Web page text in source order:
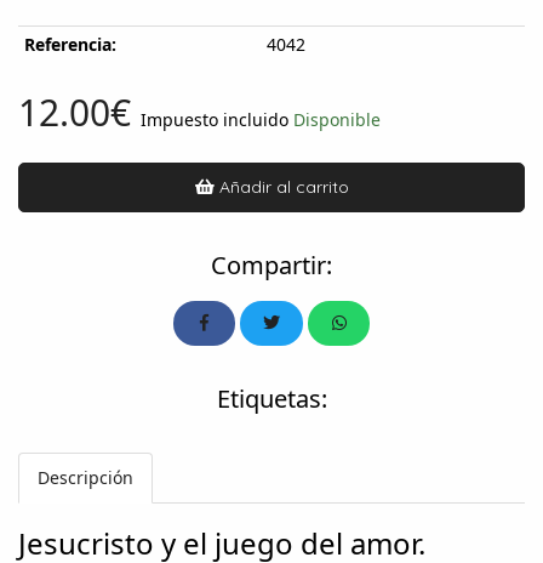
Referencia: 4042
12.00€ Impuesto incluido Disponible
Añadir al carrito
Compartir:
Etiquetas:
Descripción
Jesucristo y el juego del amor.